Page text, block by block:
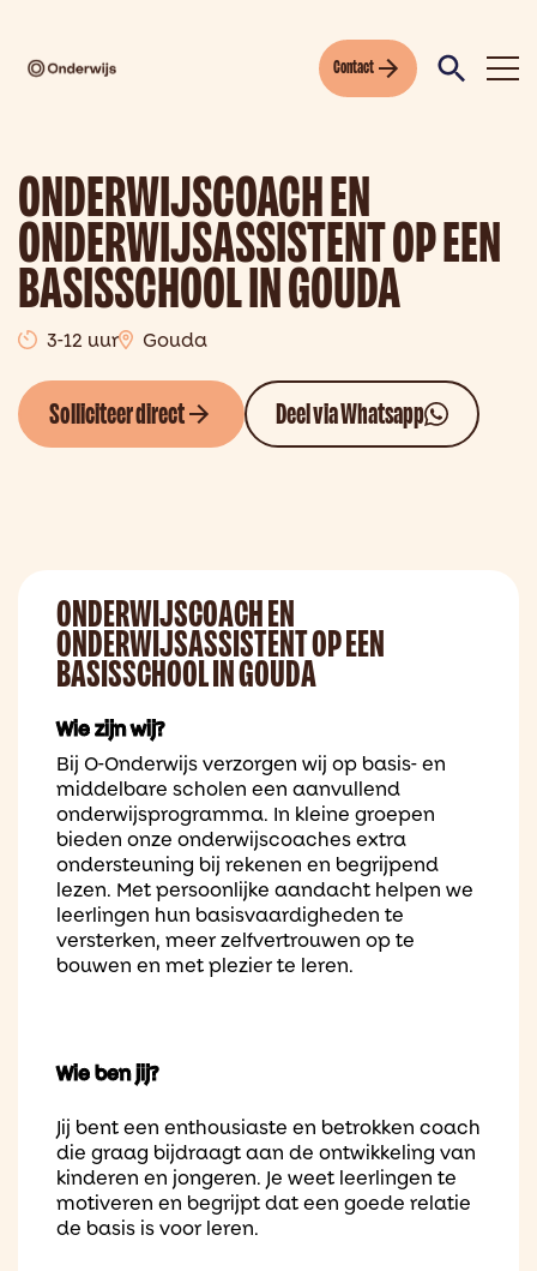
Contact
ONDERWIJSCOACH EN
ONDERWIJSASSISTENT OP EEN
BASISSCHOOL IN GOUDA
3-12 uur Gouda
Solliciteer direct Deel via Whatsapp
ONDERWIJSCOACH EN
ONDERWIJSASSISTENT OP EEN
BASISSCHOOL IN GOUDA
Wie zijn wij?
Bij O-Onderwijs verzorgen wij op basis- en
middelbare scholen een aanvullend
onderwijsprogramma. In kleine groepen
bieden onze onderwijscoaches extra
ondersteuning bij rekenen en begrijpend
lezen. Met persoonlijke aandacht helpen we
leerlingen hun basisvaardigheden te
versterken, meer zelfvertrouwen op te
bouwen en met plezier te leren.
Wie ben jij?
Jij bent een enthousiaste en betrokken coach
die graag bijdraagt aan de ontwikkeling van
kinderen en jongeren. Je weet leerlingen te
motiveren en begrijpt dat een goede relatie
de basis is voor leren.